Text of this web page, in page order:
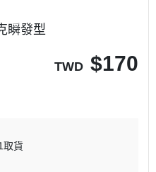
瞬發型
TWD $170
取貨